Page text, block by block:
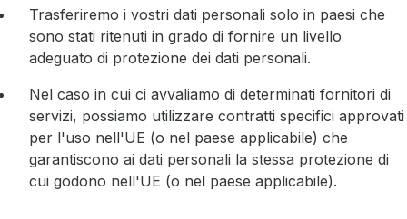
Trasferiremo i vostri dati personali solo in paesi che
sono stati ritenuti in grado di fornire un livello
adeguato di protezione dei dati personali.
Nel caso in cui ci avvaliamo di determinati fornitori di
servizi, possiamo utilizzare contratti specifici approvati
per l'uso nell'UE (o nel paese applicabile) che
garantiscono ai dati personali la stessa protezione di
cui godono nell'UE (o nel paese applicabile).